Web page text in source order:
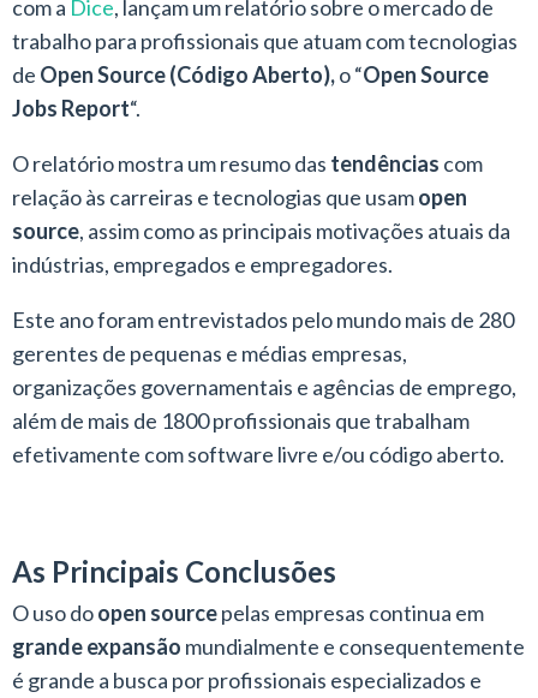
com a Dice, lançam um relatório sobre o mercado de
trabalho para profissionais que atuam com tecnologias
de Open Source (Código Aberto),o “Open Source
Jobs Report“.
O relatório mostra um resumo das tendências com
relação às carreiras e tecnologias que usamopen
source, assim como as principais motivações atuais da
indústrias, empregados e empregadores.
Este ano foram entrevistados pelo mundo mais de 280
gerentes de pequenas e médias empresas,
organizações governamentais e agências de emprego,
além de mais de 1800 profissionais que trabalham
efetivamente com software livre e/ou código aberto.
As Principais Conclusões
O uso doopen sourcepelas empresas continua em
grande expansão mundialmente e consequentemente
é grande a busca por profissionais especializados e